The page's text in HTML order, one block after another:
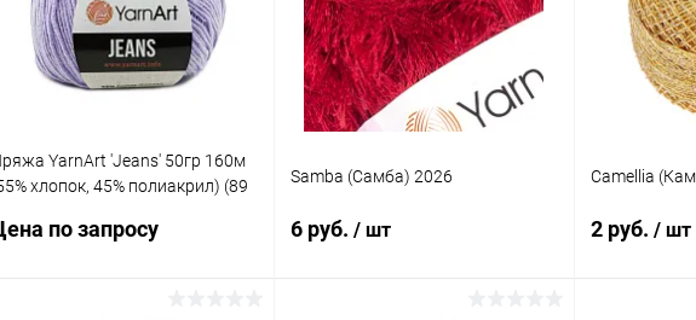
YarnArt 'Jeans' 50гр 160м
хлопок, 45% полиакрил) (89
по запросу
Samba (Самба) 2026
6 руб. / шт
Camellia
2 руб. / шт